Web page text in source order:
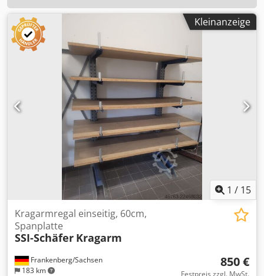
Kleinanzeige
1 / 15
Frankenberg/Sachsen
183 km
Kragarmregal einseitig, 60cm,
Spanplatte
SSI-Schäfer Kragarm
850 €